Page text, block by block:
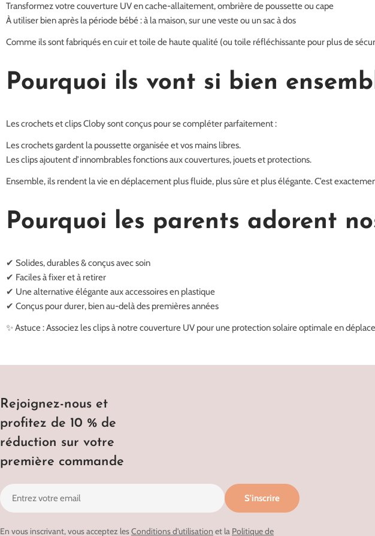
Transformez votre couverture UV en cache-allaitement, ombrière de poussette ou cape
À utiliser bien après la période bébé : à la maison, sur une veste ou un sac à dos
Comme ils sont fabriqués en cuir et toile de haute qualité (ou toile réfléchissante pour plus de
Pourquoi ils vont si bien
Les crochets et clips Cloby sont conçus pour se compléter parfaitement :
Les crochets gardent la poussette organisée et vos mains libres.
Les clips ajoutent d’innombrables fonctions aux couvertures, jouets et protections.
Ensemble, ils rendent la vie en déplacement plus fluide, plus sûre et plus élégante. C’est
Pourquoi les parents adorent
✔ Solides, durables & conçus avec soin
✔ Faciles à fixer et à retirer
✔ Une alternative élégante aux accessoires en plastique
✔ Conçus pour durer, bien au-delà des premières années
✨ Astuce : Associez les clips à notre couverture UV pour une protection solaire optimale en
Rejoignez-nous et
profitez de 10 % de
réduction sur votre
première commande
E-
mail
S'inscrire
En vous inscrivant, vous acceptez lesConditions d’utilisation et la Politique de